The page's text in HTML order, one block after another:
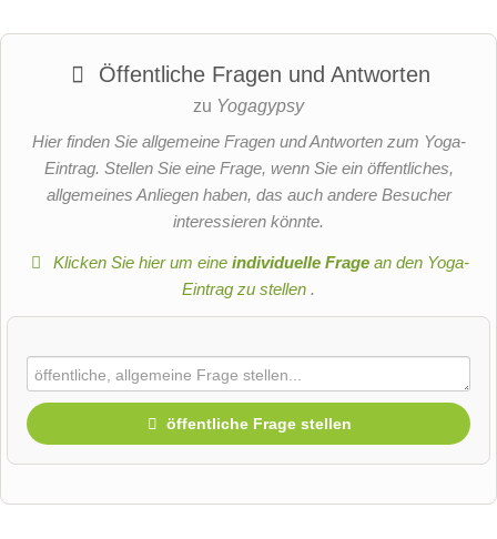
Öffentliche Fragen und Antworten
zu Yogagypsy
Hier finden Sie allgemeine Fragen und Antworten zum Yoga-
Eintrag. Stellen Sie eine Frage, wenn Sie ein öffentliches,
allgemeines Anliegen haben, das auch andere Besucher
interessieren könnte.
Klicken Sie hier um eineindividuelle Frage an den Yoga-
Eintrag zu stellen .
öffentliche Frage stellen